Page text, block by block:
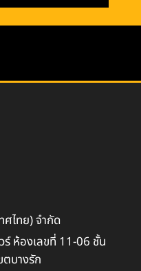
ไทย) จำกัด
ร์ ห้องเลขที่ 11-06 ชั้น
บางรัก